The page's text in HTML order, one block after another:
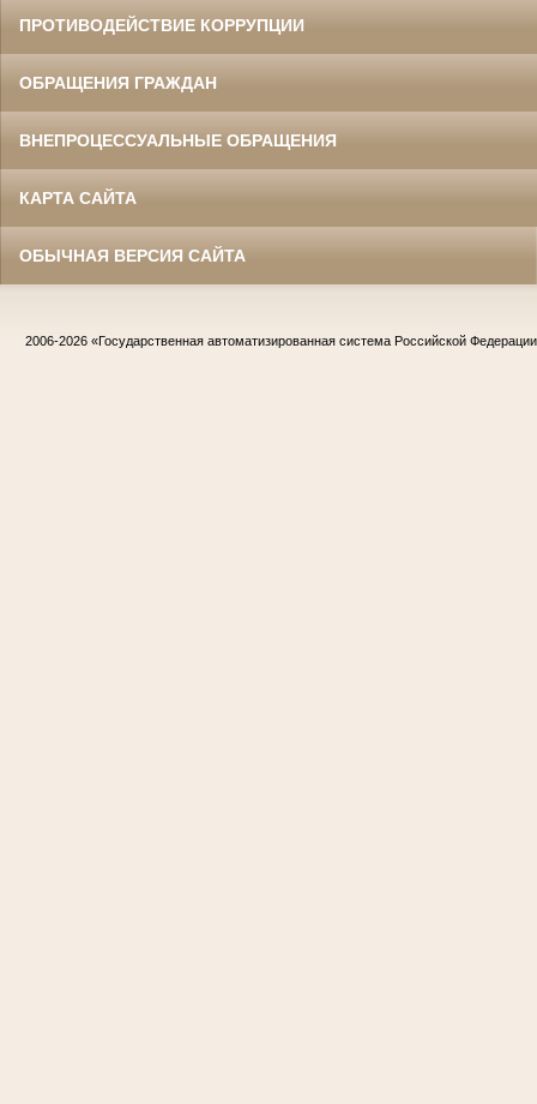
ПРОТИВОДЕЙСТВИЕ КОРРУПЦИИ
ОБРАЩЕНИЯ ГРАЖДАН
ВНЕПРОЦЕССУАЛЬНЫЕ ОБРАЩЕНИЯ
КАРТА САЙТА
ОБЫЧНАЯ ВЕРСИЯ САЙТА
2006-2026 «Государственная автоматизированная система Российской